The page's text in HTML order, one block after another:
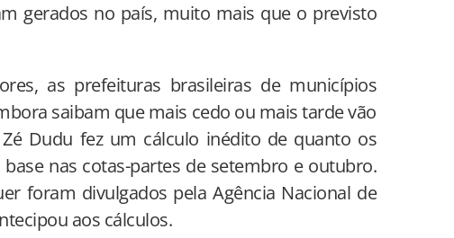
gerados no país, muito mais que o previsto
as prefeituras brasileiras de municípios
saibam que mais cedo ou mais tarde vão
Dudu fez um cálculo inédito de quanto os
nas cotas-partes de setembro e outubro.
foram divulgados pela Agência Nacional de
aos cálculos.